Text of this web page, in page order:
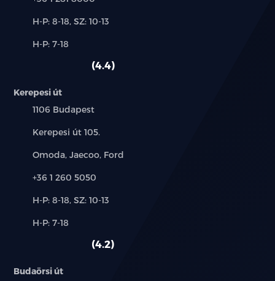
Új-
használt
H-P: 8-18, SZ: 10-13
Alkatrész,
H-P: 7-18
4.4
Kerepesi út
Település:
1106 Budapest
Cím:
Kerepesi út 105.
Márkák:
Omoda, Jaecoo, Ford
Telefon:
+36 1 260 5050
Új-
használt
H-P: 8-18, SZ: 10-13
Alkatrész,
H-P: 7-18
4.2
Budaörsi út